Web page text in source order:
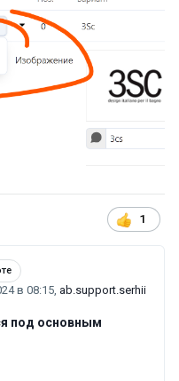
1
в 08:15 ab.support.serhii
под основным